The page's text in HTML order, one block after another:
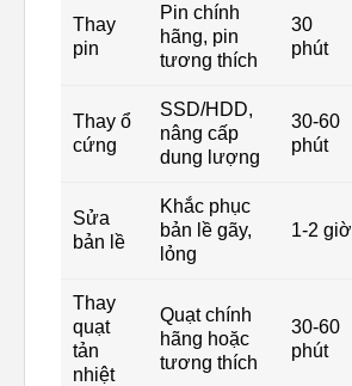
Thay
pin
Pin chính
hãng, pin
tương thích
30
phút
Thay ổ
cứng
SSD/HDD,
nâng cấp
dung lượng
30-60
phút
Sửa
bản lề
Khắc phục
bản lề gãy,
lỏng
1-2 giờ
Thay
quạt
tản
nhiệt
Quạt chính
hãng hoặc
tương thích
30-60
phút